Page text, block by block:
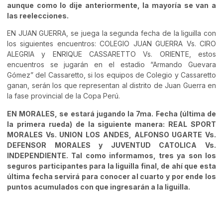
aunque como lo dije anteriormente, la mayoría se van a
las reelecciones.
EN JUAN GUERRA, se juega la segunda fecha de la liguilla con
los siguientes encuentros: COLEGIO JUAN GUERRA Vs. CIRO
ALEGRIA y ENRIQUE CASSARETTO Vs. ORIENTE, estos
encuentros se jugarán en el estadio “Armando Guevara
Gómez” del Cassaretto, si los equipos de Colegio y Cassaretto
ganan, serán los que representan al distrito de Juan Guerra en
la fase provincial de la Copa Perú.
EN MORALES, se estará jugando la 7ma. Fecha (última de
la primera rueda) de la siguiente manera: REAL SPORT
MORALES Vs. UNION LOS ANDES, ALFONSO UGARTE Vs.
DEFENSOR MORALES y JUVENTUD CATOLICA Vs.
INDEPENDIENTE. Tal como informamos, tres ya son los
seguros participantes para la liguilla final, de ahí que esta
última fecha servirá para conocer al cuarto y por ende los
puntos acumulados con que ingresarán a la liguilla.